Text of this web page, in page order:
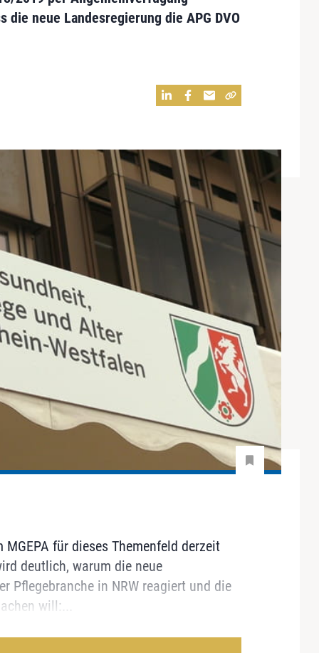
die neue Landesregierung die APG DVO
für dieses Themenfeld derzeit
deutlich, warum die neue
Pflegebranche in NRW reagiert und die
will:...